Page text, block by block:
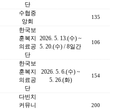
단
수협중
앙회
135
한국보
훈복지
의료공
단
2026. 5. 13.(수) ~
5. 20.(수) / 8일간
106
한국보
훈복지
의료공
단
2026. 5. 6.(수) ~
5. 26.(화)
154
다빈치
커뮤니
200